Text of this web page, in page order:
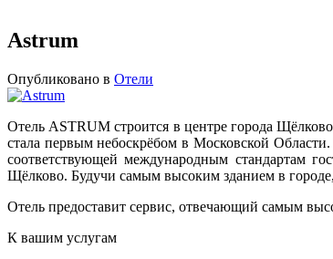
Astrum
Опубликовано в Отели
Отель ASTRUM строится в центре города
стала первым небоскрёбом в Московской Области.
соответствующей международным стандартам
Щёлково. Будучи самым высоким зданием в городе,
Отель предоставит сервис, отвечающий самым
К вашим услугам